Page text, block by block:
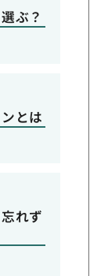
ぶ？
とは
れず